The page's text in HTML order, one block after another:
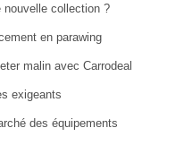
collection ?
en parawing
malin avec Carrodeal
exigeants
des équipements